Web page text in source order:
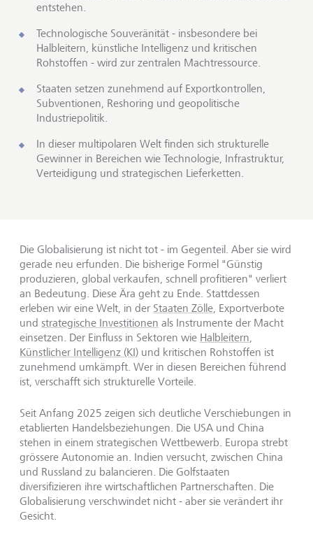
entstehen.
Technologische Souveränität - insbesondere bei
Halbleitern, künstliche Intelligenz und kritischen
Rohstoffen - wird zur zentralen Machtressource.
Staaten setzen zunehmend auf Exportkontrollen,
Subventionen, Reshoring und geopolitische
Industriepolitik.
In dieser multipolaren Welt finden sich strukturelle
Gewinner in Bereichen wie Technologie, Infrastruktur,
Verteidigung und strategischen Lieferketten.
Die Globalisierung ist nicht tot - im Gegenteil. Aber sie wird
gerade neu erfunden. Die bisherige Formel "Günstig
produzieren, global verkaufen, schnell profitieren" verliert
an Bedeutung. Diese Ära geht zu Ende. Stattdessen
erleben wir eine Welt, in der Staaten Zölle, Exportverbote
und strategische Investitionen als Instrumente der Macht
einsetzen. Der Einfluss in Sektoren wie Halbleitern,
Künstlicher Intelligenz (KI) und kritischen Rohstoffen ist
zunehmend umkämpft. Wer in diesen Bereichen führend
ist, verschafft sich strukturelle Vorteile.
Seit Anfang 2025 zeigen sich deutliche Verschiebungen in
etablierten Handelsbeziehungen. Die USA und China
stehen in einem strategischen Wettbewerb. Europa strebt
grössere Autonomie an. Indien versucht, zwischen China
und Russland zu balancieren. Die Golfstaaten
diversifizieren ihre wirtschaftlichen Partnerschaften. Die
Globalisierung verschwindet nicht - aber sie verändert ihr
Gesicht.